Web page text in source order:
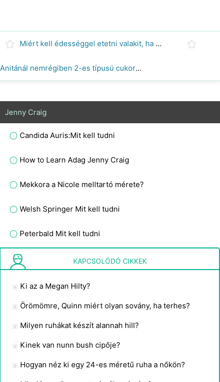
Miért kell édességgel etetni valakit, ha véletlenül túladagolt inzulint?
Anitánál nemrégiben 2-es típusú cukorbetegséget diagnosztizáltak. Melyik diéta a legjobb neki?
Jenny Craig
Candida Auris:Mit kell tudni
How to Learn Adag Jenny Craig
Mekkora a Nicole melltartó mérete?
Welsh Springer Mit kell tudni
Peterbald Mit kell tudni
KAPCSOLÓDÓ CIKKEK
Ki az a Megan Hilty?
Örömömre, Quinn miért olyan sovány, ha terhes?
Milyen ruhákat készít alannah hill?
Kinek van nunn bush cipője?
Hogyan néz ki egy 24-es méretű ruha a nőkön?